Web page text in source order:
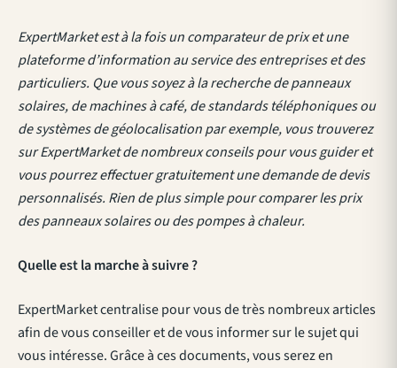
ExpertMarket est à la fois un comparateur de prix et une
plateforme d’information au service des entreprises et des
particuliers. Que vous soyez à la recherche de panneaux
solaires, de machines à café, de standards téléphoniques ou
de systèmes de géolocalisation par exemple, vous trouverez
sur ExpertMarket de nombreux conseils pour vous guider et
vous pourrez effectuer gratuitement une demande de devis
personnalisés. Rien de plus simple pour comparer les prix
des panneaux solaires ou des pompes à chaleur.
Quelle est la marche à suivre ?
ExpertMarket centralise pour vous de très nombreux articles
afin de vous conseiller et de vous informer sur le sujet qui
vous intéresse. Grâce à ces documents, vous serez en